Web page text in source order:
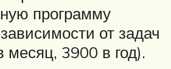
программу
от задач
месяц, 3900 в год).